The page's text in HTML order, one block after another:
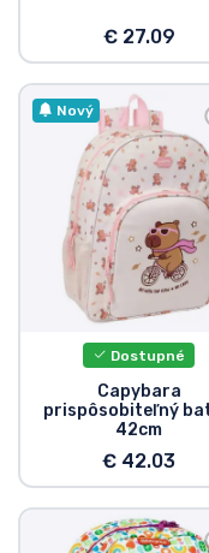
€ 27.09
Nový
Dostupné
Capybara
prispôsobiteľný
42cm
€ 42.03